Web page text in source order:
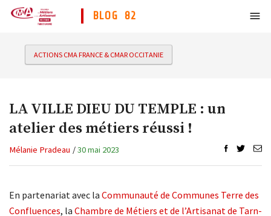
BLOG 82
ACTIONS CMA FRANCE & CMAR OCCITANIE
LA VILLE DIEU DU TEMPLE : un
atelier des métiers réussi !
Mélanie Pradeau /30 mai 2023
En partenariat avec la Communauté de Communes Terre des
Confluences, la Chambre de Métiers et de l’Artisanat de Tarn-